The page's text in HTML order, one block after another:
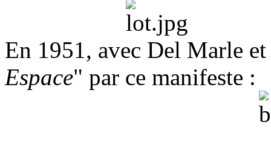
En 1951, avec Del Marle
Espace" par ce manifeste :